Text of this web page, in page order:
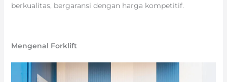
berkualitas, bergaransi dengan harga kompetitif.
Mengenal Forklift